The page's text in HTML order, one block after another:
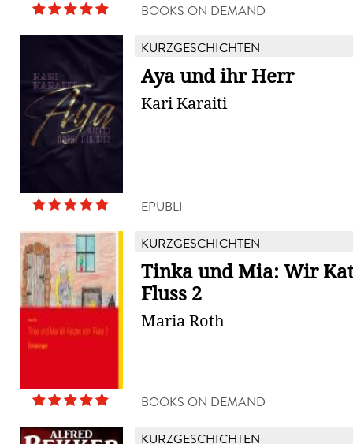
BOOKS ON DEMAND
KURZGESCHICHTEN
Aya und ihr Herr
Kari Karaiti
EPUBLI
KURZGESCHICHTEN
Tinka und Mia: Wir
Fluss 2
Maria Roth
BOOKS ON DEMAND
KURZGESCHICHTEN